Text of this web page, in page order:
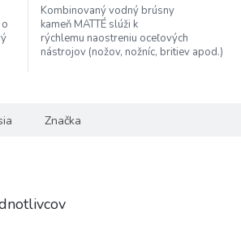
Kombinovaný vodný brúsny
kameň MATTÉ slúži k
rýchlemu naostreniu oceľových
nástrojov (nožov, nožníc, britiev apod.)
Značka